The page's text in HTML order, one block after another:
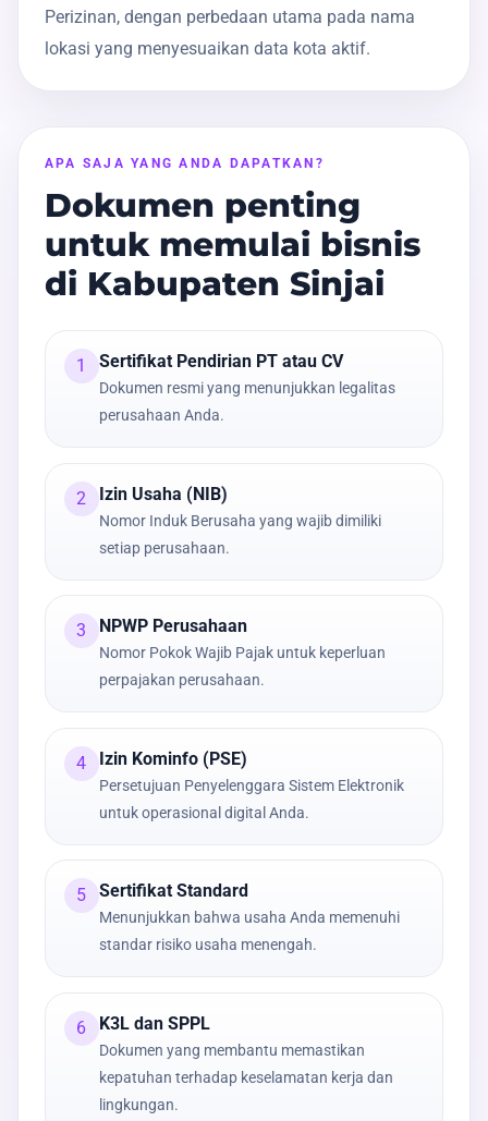
Perizinan, dengan perbedaan utama pada nama
lokasi yang menyesuaikan data kota aktif.
APA SAJA YANG ANDA DAPATKAN?
Dokumen penting
untuk memulai bisnis
di Kabupaten Sinjai
1 Sertifikat Pendirian PT atau CV
Dokumen resmi yang menunjukkan legalitas
perusahaan Anda.
2 Izin Usaha (NIB)
Nomor Induk Berusaha yang wajib dimiliki
setiap perusahaan.
3 NPWP Perusahaan
Nomor Pokok Wajib Pajak untuk keperluan
perpajakan perusahaan.
4 Izin Kominfo (PSE)
Persetujuan Penyelenggara Sistem Elektronik
untuk operasional digital Anda.
5 Sertifikat Standard
Menunjukkan bahwa usaha Anda memenuhi
standar risiko usaha menengah.
6 K3L dan SPPL
Dokumen yang membantu memastikan
kepatuhan terhadap keselamatan kerja dan
lingkungan.